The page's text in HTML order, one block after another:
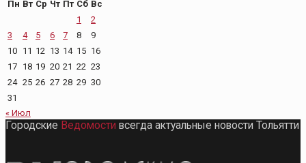
Пн Вт Ср Чт Пт Сб Вс
1
2
3
4 5 6 7 8
9
10 11 12 13 14 15 16
17 18 19 20 21 22 23
24 25 26 27 28 29 30
31
« Июл
Городские Ведомости всегда актуальные новости Тольятти